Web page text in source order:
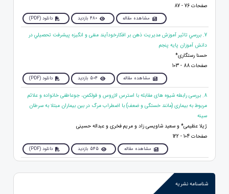
صفحات 76 - 87
مشاهده مقاله 480 بازدید دانلود (PDF)
7. بررسي تاثير آموزش مدیریت ذهن بر افکارخودآیند منفی و انگيزه پيشرفت تحصيلي در
دانش آموزان پایه پنجم
حسنا رستگاری*
صفحات 88 - 103
مشاهده مقاله 504 بازدید دانلود (PDF)
8. بررسی رابطه شیوه های مقابله با استرس لازروس و فولکمن، جوعاطفی خانواده و علائم
مربوط به بیماری (مانند خستگی و ضعف) با اضطراب مرگ در بین بیماران مبتلا به سرطان
سینه
ژیلا عظیمی* و سعید شاویسی زاد و مریم فخری و عبداله حسینی
صفحات 104 - 122
مشاهده مقاله 545 بازدید دانلود (PDF)
شناسنامه نشریه